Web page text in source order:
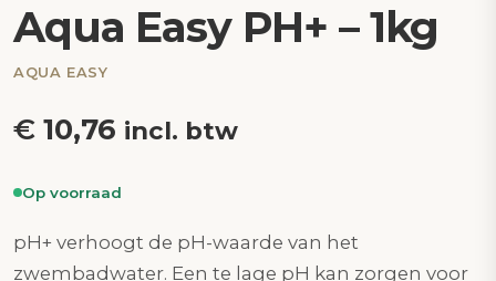
Aqua Easy PH+ – 1kg
AQUA EASY
€ 10,76 incl. btw
Op voorraad
pH+ verhoogt de pH-waarde van het
zwembadwater. Een te lage pH kan zorgen voor